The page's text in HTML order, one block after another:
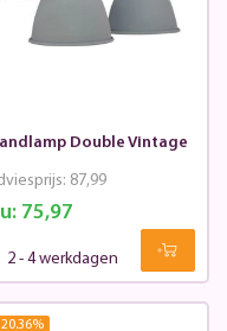
Double Vintage
75,97
87,99
2 - 4 werkdagen
20.36%